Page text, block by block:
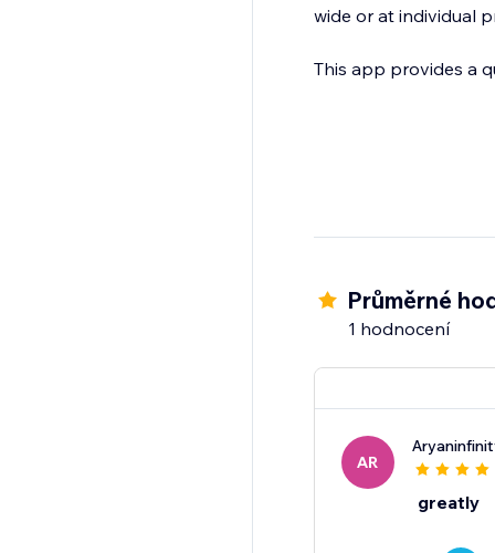
wide or at individual
This app provides a
Průměrné
1 hodnocení
AR
greatly